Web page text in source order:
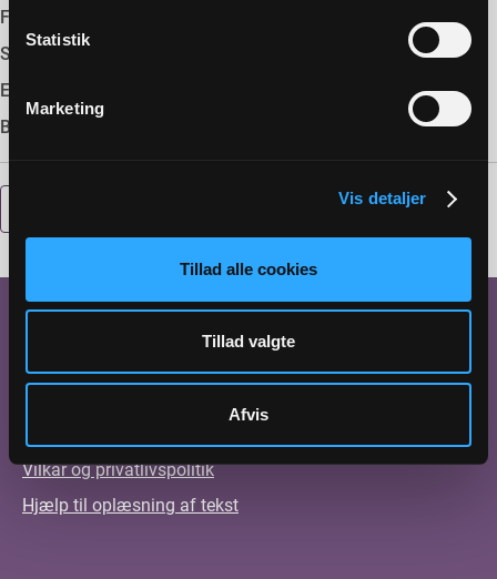
Statistik
Marketing
Vis detaljer
Tillad alle cookies
Tillad valgte
Afvis
Filtype:
Størrelse:
Emneord:
Nyhedsbreve om overenskomster fra 2010 og frem,
Beskrivelse:
Vilkår og privatlivspolitik
Hjælp til oplæsning af tekst